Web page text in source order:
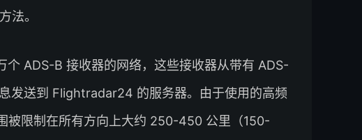
法。
ADS-B 接收器的网络，这些接收器从带有 ADS-
发送到 Flightradar24 的服务器。由于使用的高频
被限制在所有方向上大约 250-450 公里（150-